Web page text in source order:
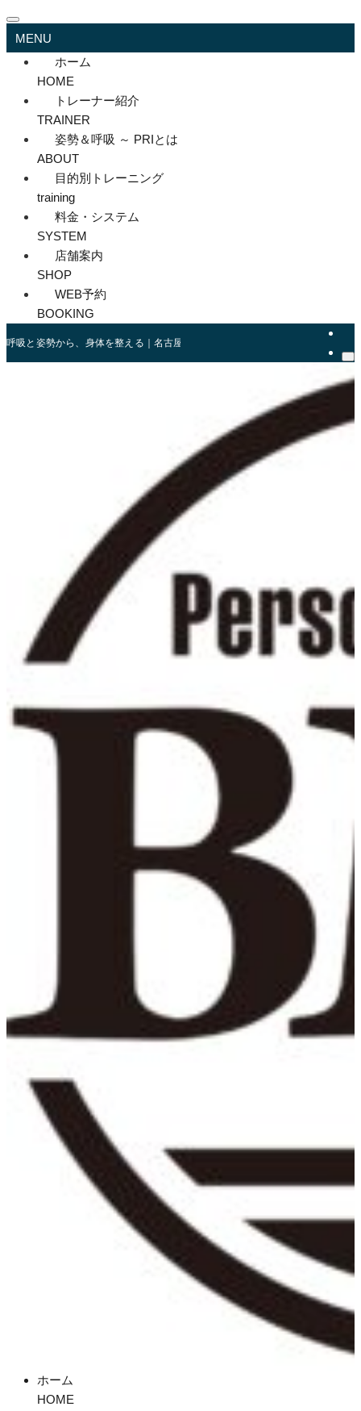
MENU
ホーム
HOME
トレーナー紹介
TRAINER
姿勢＆呼吸 ～ PRIとは
ABOUT
目的別トレーニング
training
料金・システム
SYSTEM
店舗案内
SHOP
WEB予約
BOOKING
呼吸と姿勢から、身体を整える｜名古屋伏見のパーソナルジム
ホーム
HOME